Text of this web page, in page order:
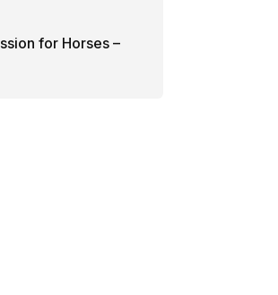
for Horses –